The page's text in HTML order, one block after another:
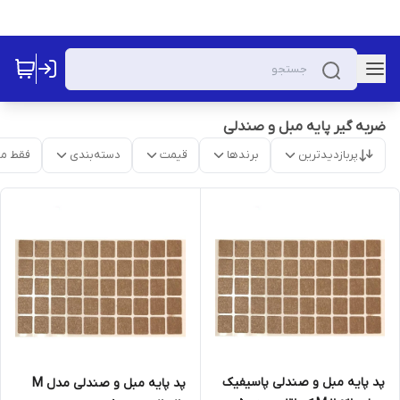
ضربه گیر پایه مبل و صندلی
پربازدیدترین برندها قیمت دسته‌بندی فقط
پد پایه مبل و صندلی پاسیفیک
پد پایه مبل و صندلی مدل M